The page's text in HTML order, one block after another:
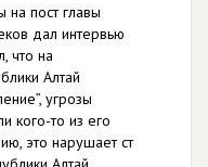
на пост главы
дал интервью
что на
Алтай
угрозы
кого-то из его
это нарушает ст